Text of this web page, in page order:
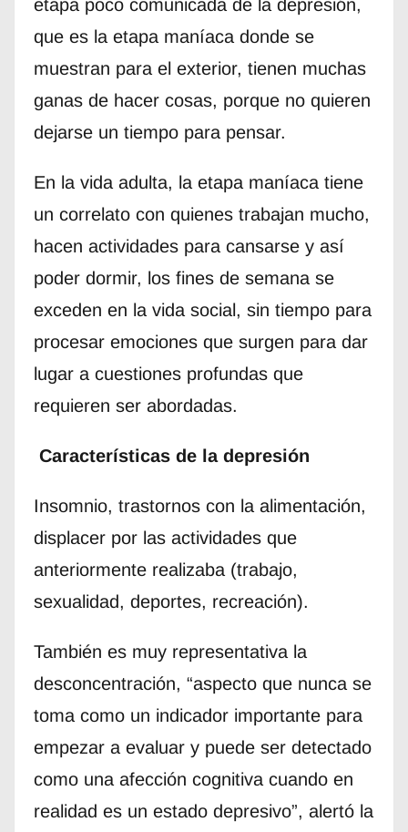
etapa poco comunicada de la depresión,
que es la etapa maníaca donde se
muestran para el exterior, tienen muchas
ganas de hacer cosas, porque no quieren
dejarse un tiempo para pensar.
En la vida adulta, la etapa maníaca tiene
un correlato con quienes trabajan mucho,
hacen actividades para cansarse y así
poder dormir, los fines de semana se
exceden en la vida social, sin tiempo para
procesar emociones que surgen para dar
lugar a cuestiones profundas que
requieren ser abordadas.
Características de la depresión
Insomnio, trastornos con la alimentación,
displacer por las actividades que
anteriormente realizaba (trabajo,
sexualidad, deportes, recreación).
También es muy representativa la
desconcentración, “aspecto que nunca se
toma como un indicador importante para
empezar a evaluar y puede ser detectado
como una afección cognitiva cuando en
realidad es un estado depresivo”, alertó la